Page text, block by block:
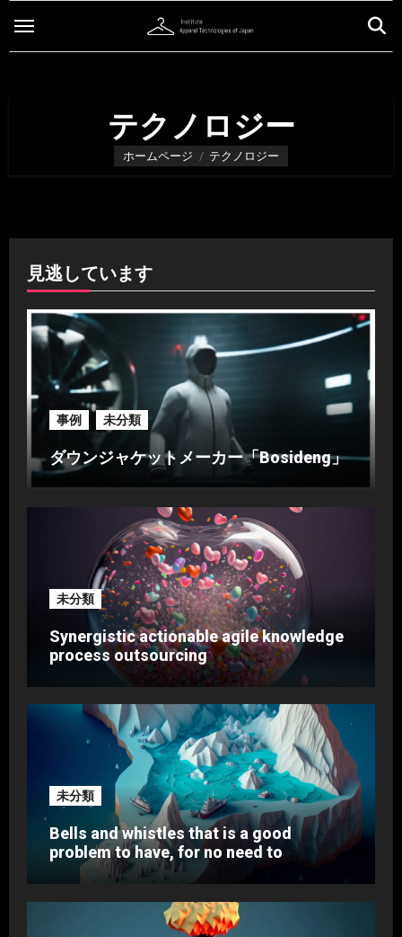
テクノロジー
ホームページ テクノロジー
見逃しています
事例 未分類
ダウンジャケットメーカー「Bosideng」
未分類
Synergistic actionable agile knowledge
process outsourcing
未分類
Bells and whistles that is a good
problem to have, for no need to